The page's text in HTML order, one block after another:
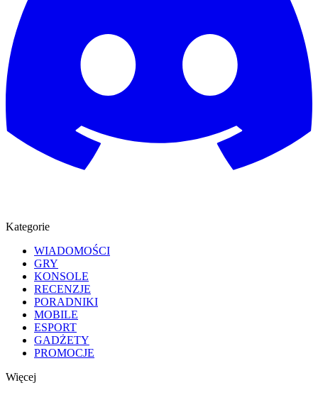
Kategorie
WIADOMOŚCI
GRY
KONSOLE
RECENZJE
PORADNIKI
MOBILE
ESPORT
GADŻETY
PROMOCJE
Więcej